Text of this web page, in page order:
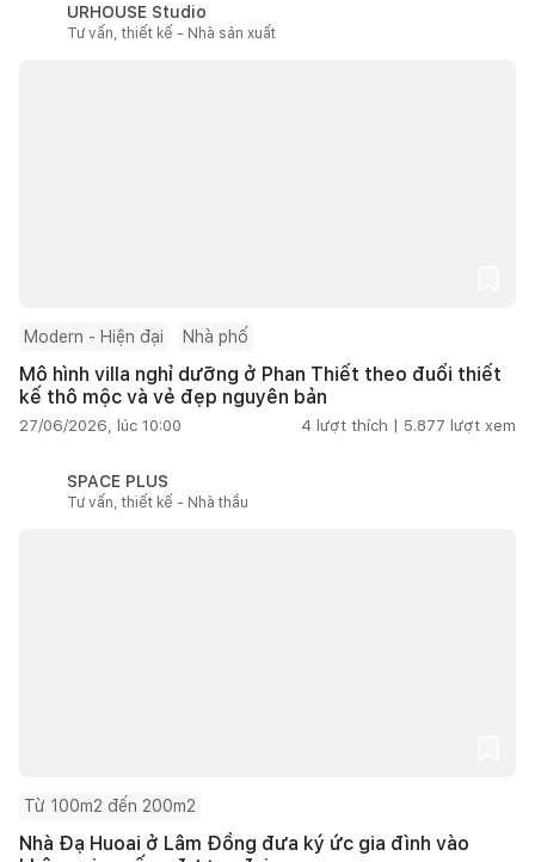
URHOUSE Studio
Tư vấn, thiết kế - Nhà sản xuất
Modern - Hiện đại Nhà phố
Mô hình villa nghỉ dưỡng ở Phan Thiết theo đuổi thiết
kế thô mộc và vẻ đẹp nguyên bản
27/06/2026, lúc 10:00 4 lượt thích | 5.877 lượt xem
SPACE PLUS
Tư vấn, thiết kế - Nhà thầu
Từ 100m2 đến 200m2
Nhà Đạ Huoai ở Lâm Đồng đưa ký ức gia đình vào